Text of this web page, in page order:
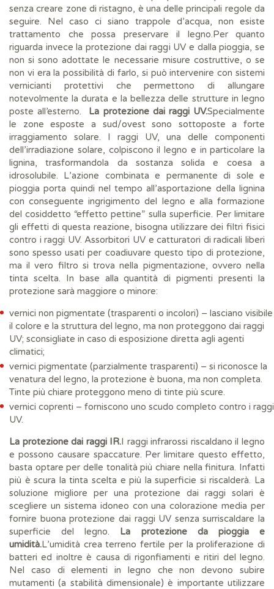
senza creare zone di ristagno, è una delle principali regole da
seguire. Nel caso ci siano trappole d’acqua, non esiste
trattamento che possa preservare il legno.Per quanto
riguarda invece la protezione dai raggi UV e dalla pioggia, se
non si sono adottate le necessarie misure costruttive, o se
non vi era la possibilità di farlo, si può intervenire con sistemi
vernicianti protettivi che permettono di allungare
notevolmente la durata e la bellezza delle strutture in legno
poste all’esterno.
La protezione dai raggi UV.Specialmente
le zone esposte a sud/ovest sono sottoposte a forte
irraggiamento solare. I raggi UV, una delle componenti
dell’irradiazione solare, colpiscono il legno e in particolare la
lignina, trasformandola da sostanza solida e coesa a
idrosolubile. L’azione combinata e permanente di sole e
pioggia porta quindi nel tempo all’asportazione della lignina
con conseguente ingrigimento del legno e alla formazione
del cosiddetto “effetto pettine” sulla superficie. Per limitare
gli effetti di questa reazione, bisogna utilizzare dei filtri fisici
contro i raggi UV. Assorbitori UV e catturatori di radicali liberi
sono spesso usati per coadiuvare questo tipo di protezione,
ma il vero filtro si trova nella pigmentazione, ovvero nella
tinta scelta. In base alla quantità di pigmenti presenti la
protezione sarà maggiore o minore:
vernici non pigmentate (trasparenti o incolori) – lasciano visibile
il colore e la struttura del legno, ma non proteggono dai raggi
UV; sconsigliate in caso di esposizione diretta agli agenti
climatici;
vernici pigmentate (parzialmente trasparenti) – si riconosce la
venatura del legno, la protezione è buona, ma non completa.
Tinte più chiare proteggono meno di tinte più scure.
vernici coprenti – forniscono uno scudo completo contro i raggi
UV.
La protezione dai raggi IR.I raggi infrarossi riscaldano il legno
e possono causare spaccature. Per limitare questo effetto,
basta optare per delle tonalità più chiare nella finitura. Infatti
più è scura la tinta scelta e più la superficie si riscalderà. La
soluzione migliore per una protezione dai raggi solari è
scegliere un sistema idoneo con una colorazione media per
fornire buona protezione dai raggi UV senza surriscaldare la
superficie del legno. La protezione da pioggia e
umidità.L’umidità crea terreno fertile per la proliferazione di
batteri ed inoltre è causa di rigonfiamenti e ritiri del legno.
Nel caso di elementi in legno che non devono subire
mutamenti (a stabilità dimensionale) è importante utilizzare